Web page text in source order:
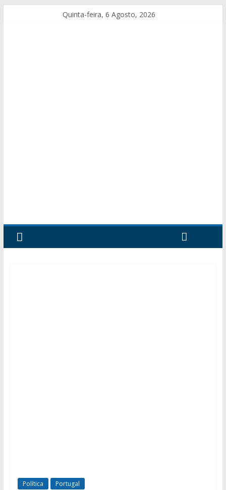
Quinta-feira, 6 Agosto, 2026
Política Portugal